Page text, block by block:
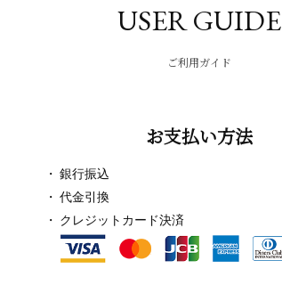
USER GUIDE
ご利用ガイド
お支払い方法
銀行振込
代金引換
クレジットカード決済